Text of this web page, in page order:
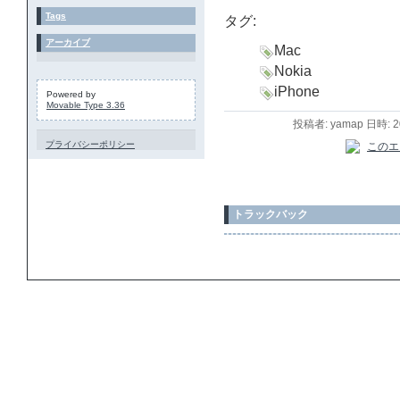
タグ:
Mac
Nokia
iPhone
投稿者: yamap 日時:
トラックバック
Tags
アーカイブ
Powered by
Movable Type 3.36
プライバシーポリシー